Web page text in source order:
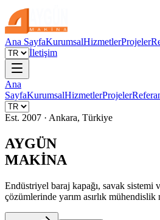
Ana SayfaKurumsalHizmetlerProjeler
İletişim
Ana
SayfaKurumsalHizmetlerProjeler
Est. 2007 · Ankara, Türkiye
AYGÜN
MAKİNA
Endüstriyel baraj kapağı, savak sistemi
çözümlerinde yarım asırlık mühendislik